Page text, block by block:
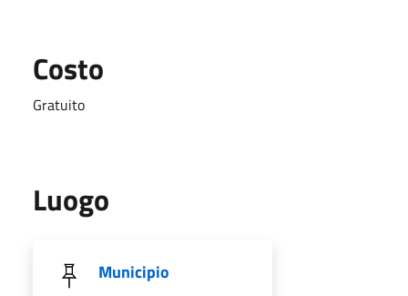
Costo
Gratuito
Luogo
Municipio